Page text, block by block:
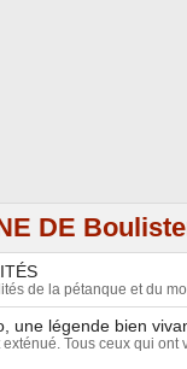
DE
de la pétanque et du
une légende bien
exténué. Tous ceux qui